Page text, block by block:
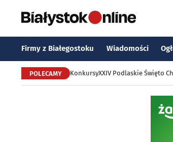
Firmy z Białegostoku Wiadomości
POLECAMY KonkursyXXIV Podlaskie Święto